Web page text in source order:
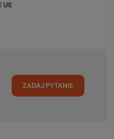
UE
ZADAJ PYTANIE